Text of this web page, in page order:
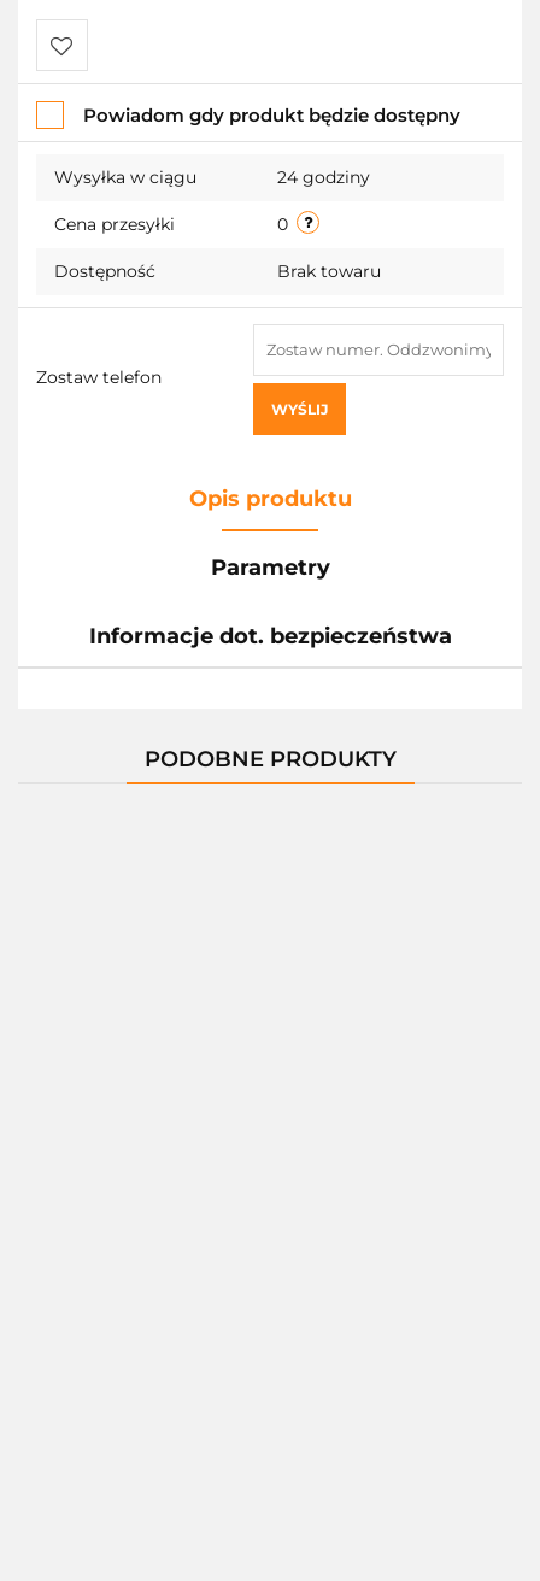
Do
przechowalni
Powiadom gdy produkt będzie dostępny
Wysyłka w ciągu 24 godziny
Cena przesyłki 0
Dostępność Brak towaru
Zostaw telefon
WYŚLIJ
Opis produktu
Parametry
Informacje dot. bezpieczeństwa
PODOBNE PRODUKTY